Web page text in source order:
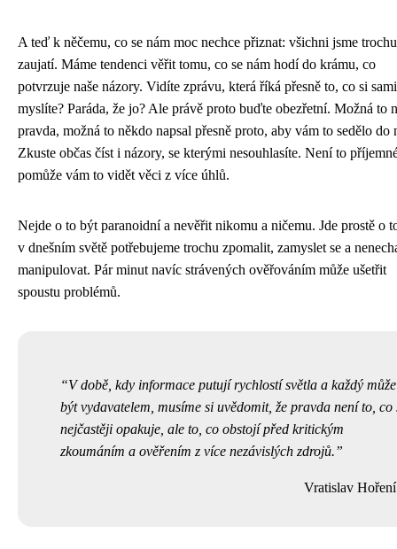
A teď k něčemu, co se nám moc nechce přiznat: všichni jsme trochu
zaujatí. Máme tendenci věřit tomu, co se nám hodí do krámu, co
potvrzuje naše názory. Vidíte zprávu, která říká přesně to, co si sami
myslíte? Paráda, že jo? Ale právě proto buďte obezřetní. Možná to
pravda, možná to někdo napsal přesně proto, aby vám to sedělo do
Zkuste občas číst i názory, se kterými nesouhlasíte. Není to
pomůže vám to vidět věci z více úhlů.
Nejde o to být paranoidní a nevěřit nikomu a ničemu. Jde prostě o
v dnešním světě potřebujeme trochu zpomalit, zamyslet se a
manipulovat. Pár minut navíc strávených ověřováním může ušetřit
spoustu problémů.
V době, kdy informace putují rychlostí světla a každý může
být vydavatelem, musíme si uvědomit, že pravda není to, co
nejčastěji opakuje, ale to, co obstojí před kritickým
zkoumáním a ověřením z více nezávislých zdrojů.
Vratislav Hoření